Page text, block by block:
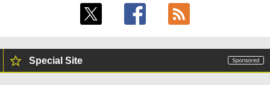
ラインコード版
￥1,600
Microsoft Office Home & Business 202
4(最新 永続版)|オンラインコード版|Wind
￥480
非エンジニア 初心者 素人 でも安心 使い
方 マニュアル AI副業にもコンテンツ作成
にもKindle出版にも！ 非エンジニアのた
書籍リーダー、マッチャ、16GB、広告な
Kindle Paperwhite シグニチャーエディ
Special Site